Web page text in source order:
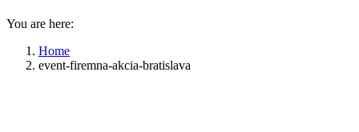
You are here:
Home
event-firemna-akcia-bratislava